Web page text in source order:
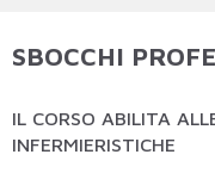
SBOCCHI
IL CORSO ABILITA
INFERMIERISTICHE